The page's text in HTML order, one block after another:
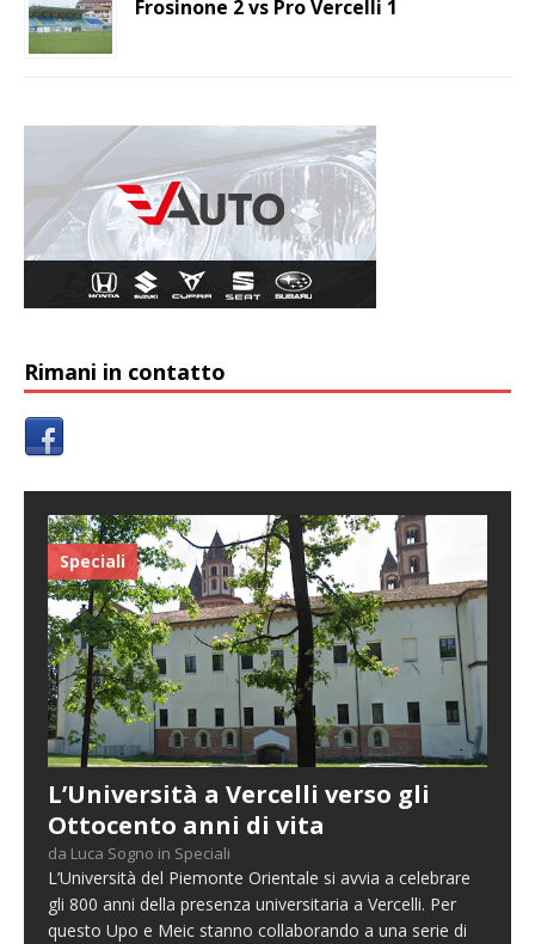
Frosinone 2 vs Pro Vercelli 1
Rimani in contatto
Speciali
L’Università a Vercelli verso gli
Ottocento anni di vita
da Luca Sogno in Speciali
L’Università del Piemonte Orientale si avvia a celebrare
gli 800 anni della presenza universitaria a Vercelli. Per
questo Upo e Meic stanno collaborando a una serie di